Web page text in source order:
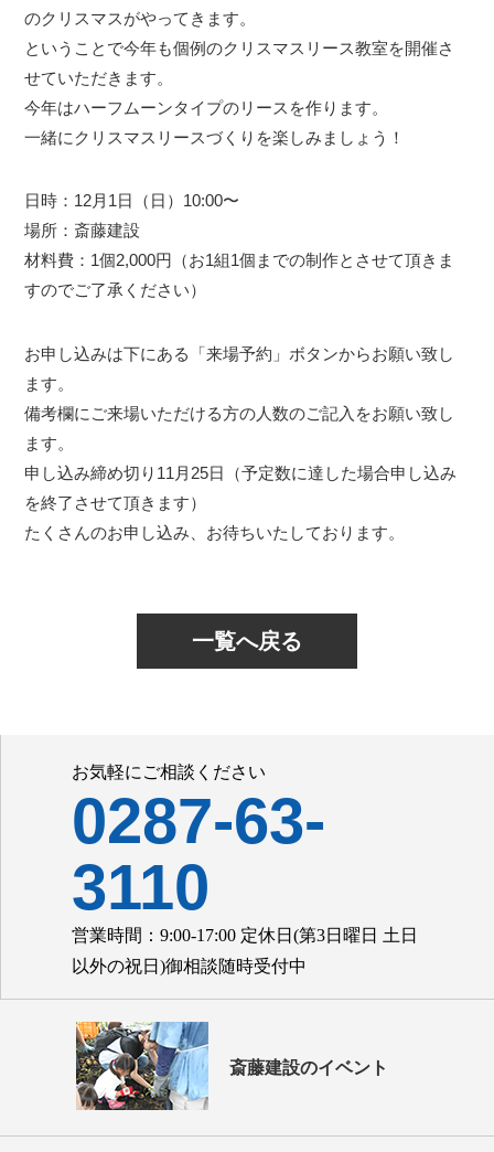
のクリスマスがやってきます。
ということで今年も個例のクリスマスリース教室を開催さ
せていただきます。
今年はハーフムーンタイプのリースを作ります。
一緒にクリスマスリースづくりを楽しみましょう！
日時：12月1日（日）10:00〜
場所：斎藤建設
材料費：1個2,000円（お1組1個までの制作とさせて頂きま
すのでご了承ください）
お申し込みは下にある「来場予約」ボタンからお願い致し
ます。
備考欄にご来場いただける方の人数のご記入をお願い致し
ます。
申し込み締め切り11月25日（予定数に達した場合申し込み
を終了させて頂きます）
たくさんのお申し込み、お待ちいたしております。
一覧へ戻る
お気軽にご相談ください
0287-63-
3110
営業時間：9:00-17:00 定休日(第3日曜日 土日
以外の祝日)御相談随時受付中
斎藤建設のイベント